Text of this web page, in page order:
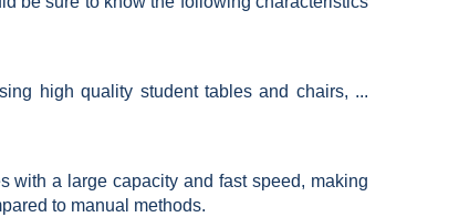
high quality student tables and chairs, ...
with a large capacity and fast speed, making
to manual methods.